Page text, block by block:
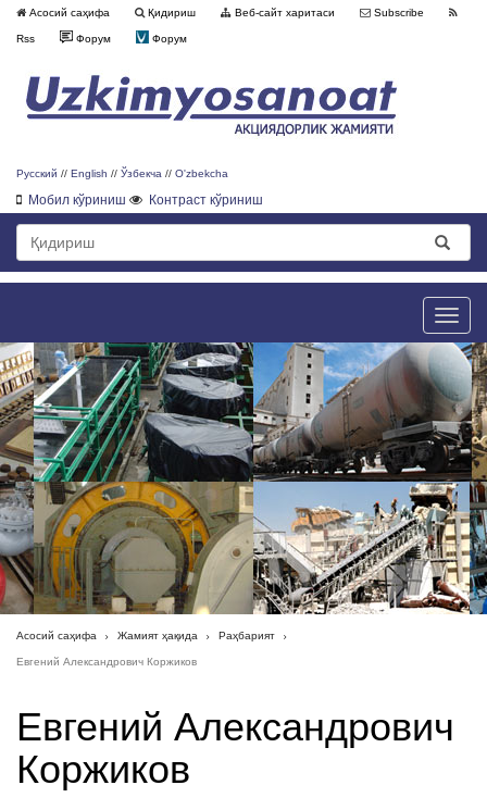
Асосий саҳифа Қидириш Веб-сайт харитаси Subscribe
Rss Форум Форум
Русский // English // Ўзбекча // O'zbekcha
Мобил кўриниш Контраст кўриниш
Toggle
Асосий саҳифа Жамият ҳақида Раҳбарият
Евгений Александрович Коржиков
Евгений Александрович
Коржиков